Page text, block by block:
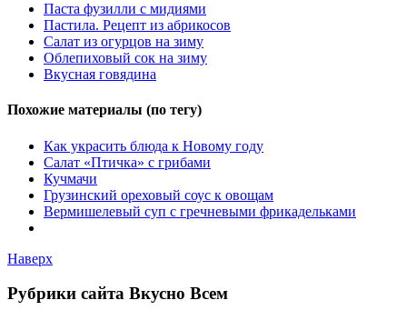
Паста фузилли с мидиями
Пастила. Рецепт из абрикосов
Салат из огурцов на зиму
Облепиховый сок на зиму
Вкусная говядина
Похожие материалы (по тегу)
Как украсить блюда к Новому году
Салат «Птичка» с грибами
Кучмачи
Грузинский ореховый соус к овощам
Вермишелевый суп с гречневыми фрикадельками
Наверх
Рубрики сайта Вкусно Всем